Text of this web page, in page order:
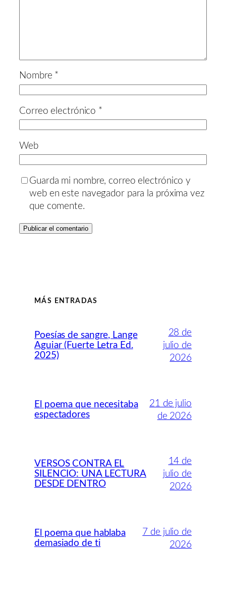
Nombre *
Correo electrónico *
Web
Guarda mi nombre, correo electrónico y
web en este navegador para la próxima vez
que comente.
MÁS ENTRADAS
Poesías de sangre, Lange
Aguiar (Fuerte Letra Ed.
2025)
28 de
julio de
2026
El poema que necesitaba
espectadores
21 de julio
de 2026
VERSOS CONTRA EL
SILENCIO: UNA LECTURA
DESDE DENTRO
14 de
julio de
2026
El poema que hablaba
demasiado de ti
7 de julio de
2026